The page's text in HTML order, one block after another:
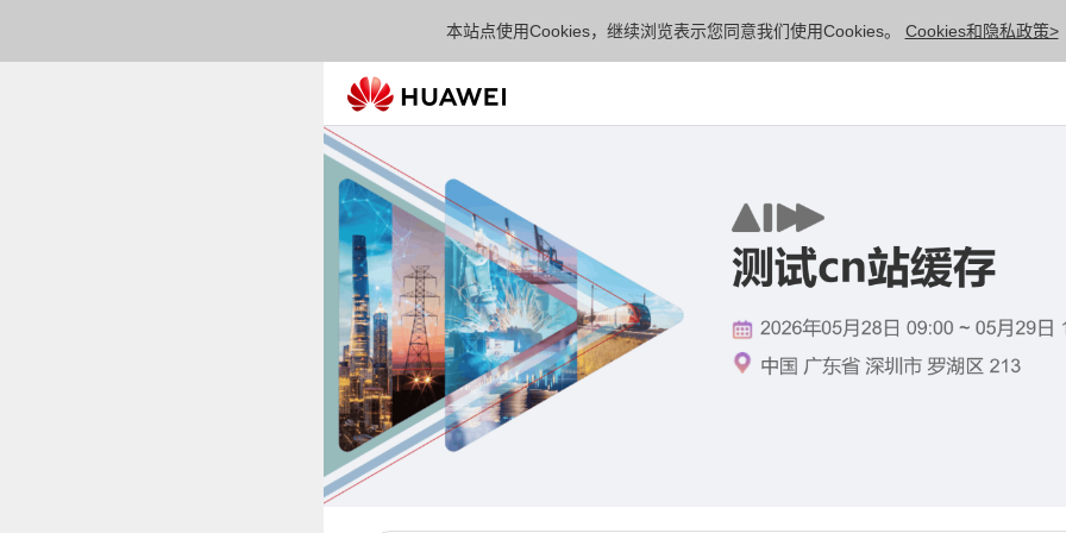
本站点使用Cookies，继续浏览表示您同意我们使用Cookies。 Cookies和隐私政策>